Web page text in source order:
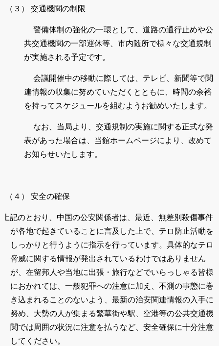
（３） 交通機関の制限
警備体制の強化の一環として、道路の通行止めや公
共交通機関の一部運休等、市内随所で様々な交通規制
が実施される予定です。
会議開催中の移動に際しては、テレビ、新聞等で関
連情報の収集に努めていただくとともに、時間の余裕
を持ってスケジュールを組むようお勧めいたします。
なお、当局より、交通規制の実施に関する正式な発
表があった場合は、当館ホームページにより、改めて
お知らせいたします。
（４） 安全の確保
上記のとおり、中国の公安関係者は、最近、無差別殺傷事件
が各地で起きていることに言及した上で、テロ防止活動を
しっかりと行うように指示を行っています。具体的なテロ
脅威に関する情報が発出されているわけではありません
が、在留邦人や当地に出張・旅行などでいらっしゃる皆様
におかれては、一般犯罪への注意に加え、不測の事態に巻
き込まれることのないよう、最新の治安関連情報の入手に
努め、大勢の人が集まる繁華街や駅、空港等の公共交通機
関では周囲の状況に注意を払うなど、安全確保に十分注意
してください。